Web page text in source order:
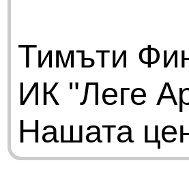
Тимъти
ИК "Леге
Нашата